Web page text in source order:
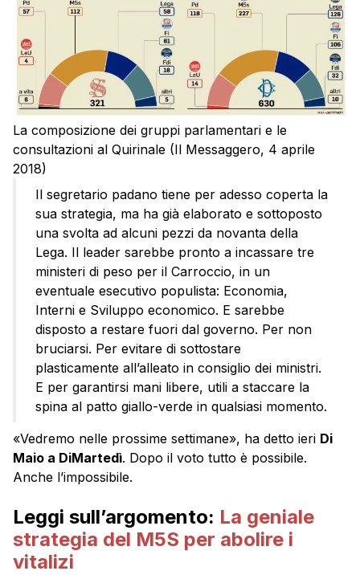
La composizione dei gruppi parlamentari e le
consultazioni al Quirinale (Il Messaggero, 4 aprile
2018)
Il segretario padano tiene per adesso coperta la
sua strategia, ma ha già elaborato e sottoposto
una svolta ad alcuni pezzi da novanta della
Lega. Il leader sarebbe pronto a incassare tre
ministeri di peso per il Carroccio, in un
eventuale esecutivo populista: Economia,
Interni e Sviluppo economico. E sarebbe
disposto a restare fuori dal governo. Per non
bruciarsi. Per evitare di sottostare
plasticamente all’alleato in consiglio dei ministri.
E per garantirsi mani libere, utili a staccare la
spina al patto giallo-verde in qualsiasi momento.
«Vedremo nelle prossime settimane», ha detto ieri Di
Maio a DiMartedì. Dopo il voto tutto è possibile.
Anche l’impossibile.
Leggi sull’argomento: La geniale
strategia del M5S per abolire i
vitalizi